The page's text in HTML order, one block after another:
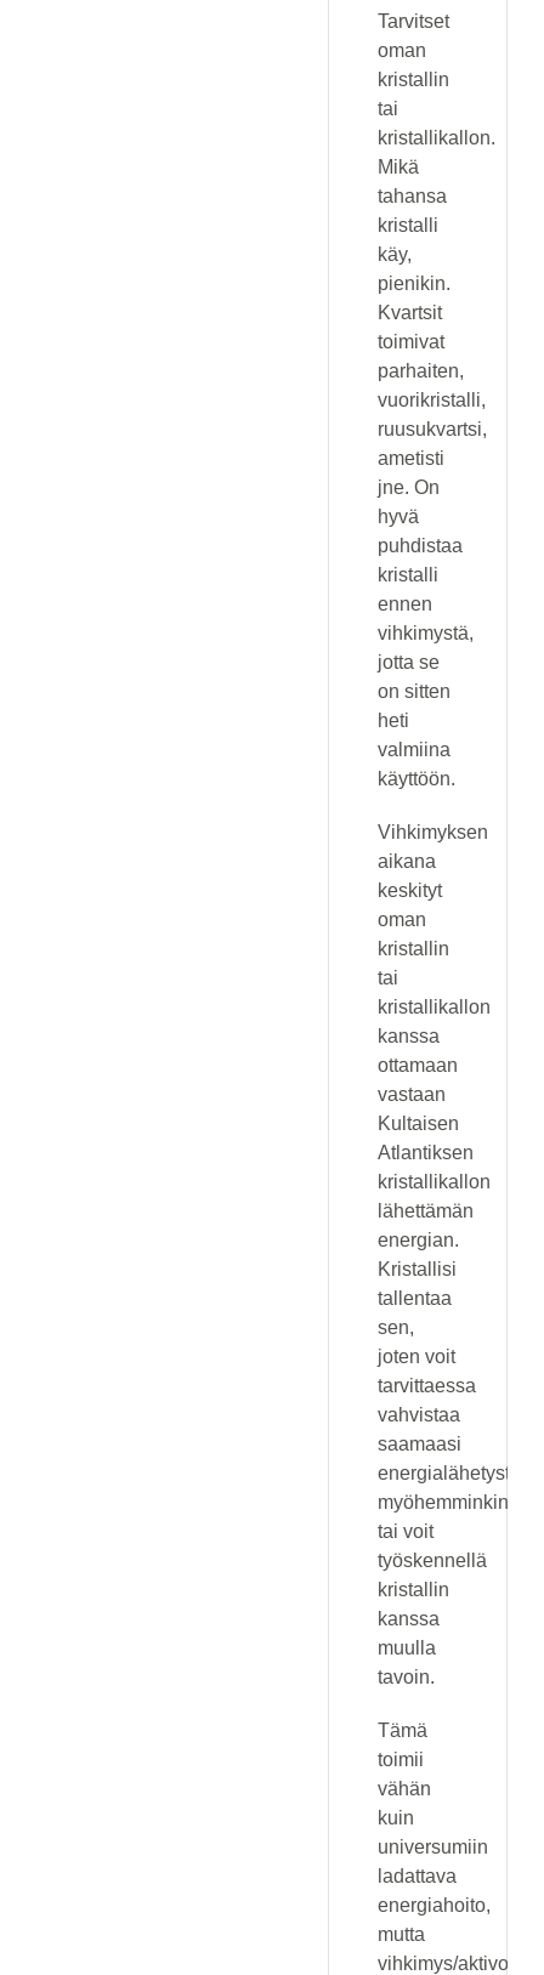
Tarvitset
oman
kristallin
tai
kristallikallon.
Mikä
tahansa
kristalli
käy,
pienikin.
Kvartsit
toimivat
parhaiten,
vuorikristalli,
ruusukvartsi,
ametisti
jne. On
hyvä
puhdistaa
kristalli
ennen
vihkimystä,
jotta se
on sitten
heti
valmiina
käyttöön.
Vihkimyksen
aikana
keskityt
oman
kristallin
tai
kristallikallon
kanssa
ottamaan
vastaan
Kultaisen
Atlantiksen
kristallikallon
lähettämän
energian.
Kristallisi
tallentaa
sen,
joten voit
tarvittaessa
vahvistaa
saamaasi
energialähetystä
myöhemminkin
tai voit
työskennellä
kristallin
kanssa
muulla
tavoin.
Tämä
toimii
vähän
kuin
universumiin
ladattava
energiahoito,
mutta
vihkimys/aktivointi